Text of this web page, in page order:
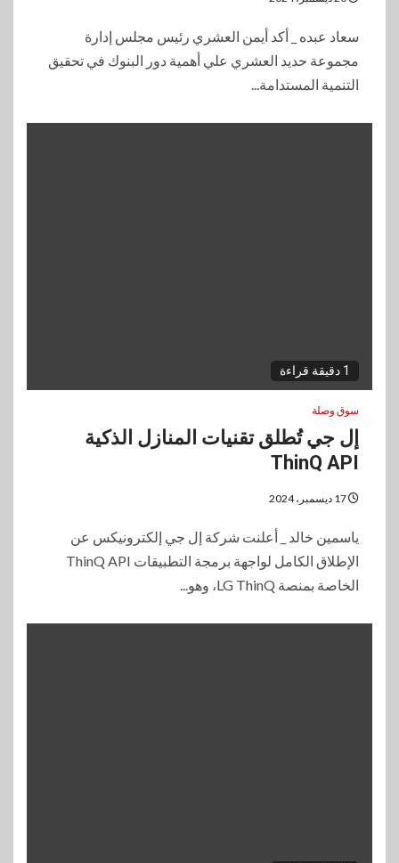
سعاد عبده _ أكد أيمن العشري رئيس مجلس إدارة
مجموعة حديد العشري علي أهمية دور البنوك في تحقيق
التنمية المستدامة...
1 دقيقة قراءة
سوق وصلة
إل جي تُطلق تقنيات المنازل الذكية
ThinQ API
ياسمين خالد _ أعلنت شركة إل جي إلكترونيكس عن
الإطلاق الكامل لواجهة برمجة التطبيقات ThinQ API
الخاصة بمنصة LG ThinQ، وهو...